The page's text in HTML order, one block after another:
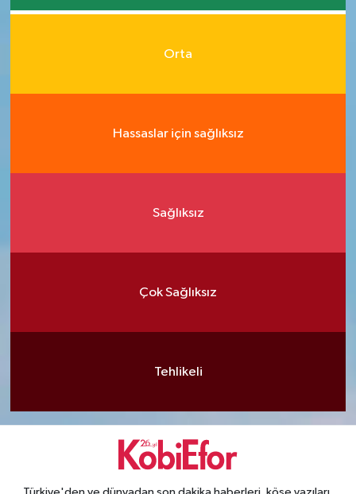
Orta
Hassaslar için sağlıksız
Sağlıksız
Çok Sağlıksız
Tehlikeli